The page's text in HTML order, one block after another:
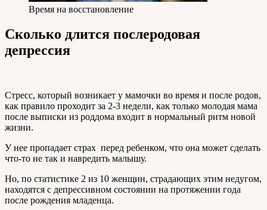
Время на восстановление
Сколько длится послеродовая
депрессия
Стресс, который возникает у мамочки во время и после родов,
как правило проходит за 2-3 недели, как только молодая мама
после выписки из роддома входит в нормальный ритм новой
жизни.
У нее пропадает страх перед ребенком, что она может сделать
что-то не так и навредить малышу.
Но, по статистике 2 из 10 женщин, страдающих этим недугом,
находятся с депрессивном состоянии на протяжении года
после рождения младенца.